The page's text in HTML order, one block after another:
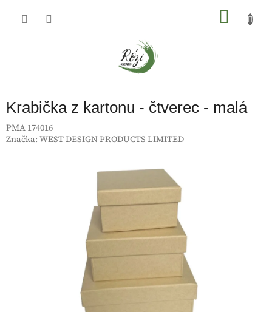
Krabička z kartonu - čtverec - malá
PMA 174016
Značka: WEST DESIGN PRODUCTS LIMITED